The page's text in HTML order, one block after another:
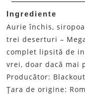
Ingrediente
Aurie închis,
trei deserturi –
complet lipsită de
vrei, doar dacă mai
Producător: Blackout
Țara de origine: